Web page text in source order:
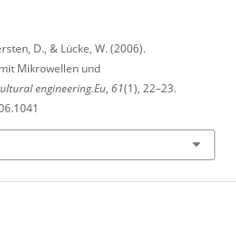
D., & Lücke, W. (2006).
Mikrowellen und
engineering.Eu, 61(1), 22–23.